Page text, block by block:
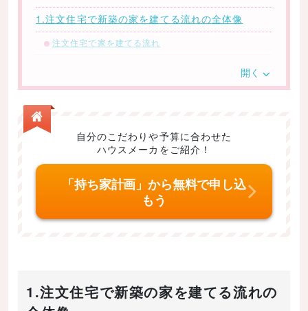
1.注文住宅で新築の家を建てる流れの全体像
注文住宅で家を建てる流れ
（1）どんな家を建てたいか理想像を明確にする
（2）資金計画を立てて費用の準備を始める
（3）住宅展示場やモデルルームを見学する
（4）どの会社に施工をお願いするかを決める
3.【第2段階】契約から工事着工までの間の流れ
（1）施工を依頼する会社と契約をする
4.【第3段階】工事着工後の流れ
開く
自分のこだわりや予算に合わせた
ハウスメーカをご紹介！
「持ち家計画」から無料で申し込
もう
1.注文住宅で新築の家を建てる流れの